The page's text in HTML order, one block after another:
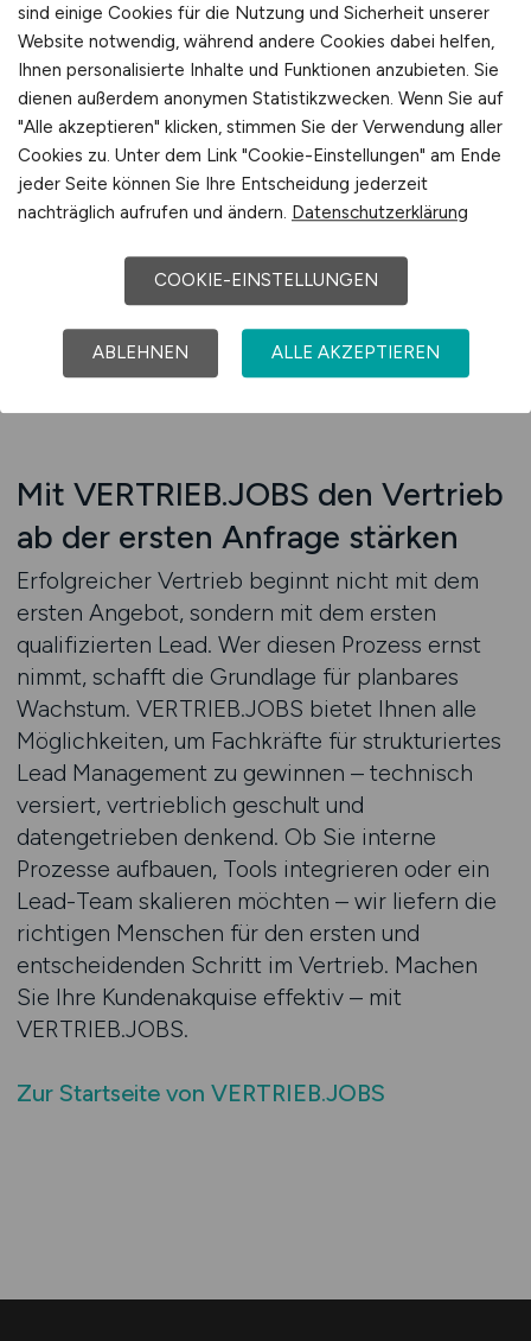
VERTRIEB.JOBS liefert Ihnen genau diese
Persönlichkeiten. Unsere Nutzer sind
technikaffine Vertriebsunterstützer mit
analytischer Stärke und digitaler Souveränität.
Sie sorgen dafür, dass Ihr Vertrieb nicht auf
Zufall, sondern auf Prozessen basiert – klar,
transparent und messbar. Durch die Platzierung
mit fundierter Ansprache und inhaltlicher Tiefe,
erreichen Sie Fachkräfte, die Ihre Leadqualität
systematisch steigern.
Mit VERTRIEB.JOBS den Vertrieb
ab der ersten Anfrage stärken
Erfolgreicher Vertrieb beginnt nicht mit dem
ersten Angebot, sondern mit dem ersten
qualifizierten Lead. Wer diesen Prozess ernst
nimmt, schafft die Grundlage für planbares
Wachstum. VERTRIEB.JOBS bietet Ihnen alle
Möglichkeiten, um Fachkräfte für strukturiertes
Lead Management zu gewinnen – technisch
versiert, vertrieblich geschult und
datengetrieben denkend. Ob Sie interne
Prozesse aufbauen, Tools integrieren oder ein
Lead-Team skalieren möchten – wir liefern die
richtigen Menschen für den ersten und
entscheidenden Schritt im Vertrieb. Machen
Sie Ihre Kundenakquise effektiv – mit
VERTRIEB.JOBS.
Zur Startseite von VERTRIEB.JOBS
sind einige Cookies für die Nutzung und Sicherheit unserer
Website notwendig, während andere Cookies dabei helfen,
Ihnen personalisierte Inhalte und Funktionen anzubieten. Sie
dienen außerdem anonymen Statistikzwecken. Wenn Sie auf
"Alle akzeptieren" klicken, stimmen Sie der Verwendung aller
Cookies zu. Unter dem Link "Cookie-Einstellungen" am Ende
jeder Seite können Sie Ihre Entscheidung jederzeit
nachträglich aufrufen und ändern. Datenschutzerklärung
COOKIE-EINSTELLUNGEN
ABLEHNEN ALLE AKZEPTIEREN